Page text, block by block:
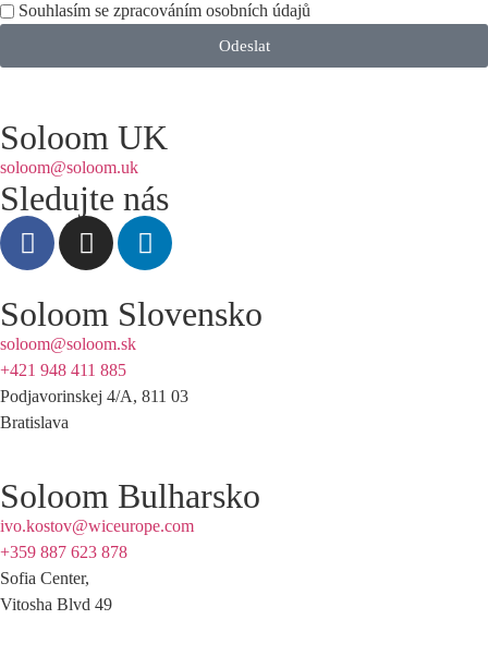
Souhlasím se zpracováním osobních údajů
Odeslat
Soloom UK
soloom@soloom.uk
Sledujte nás
Soloom Slovensko
soloom@soloom.sk
+421 948 411 885
Podjavorinskej 4/A, 811 03
Bratislava
Soloom Bulharsko
ivo.kostov@wiceurope.com
+359 887 623 878
Sofia Center,
Vitosha Blvd 49